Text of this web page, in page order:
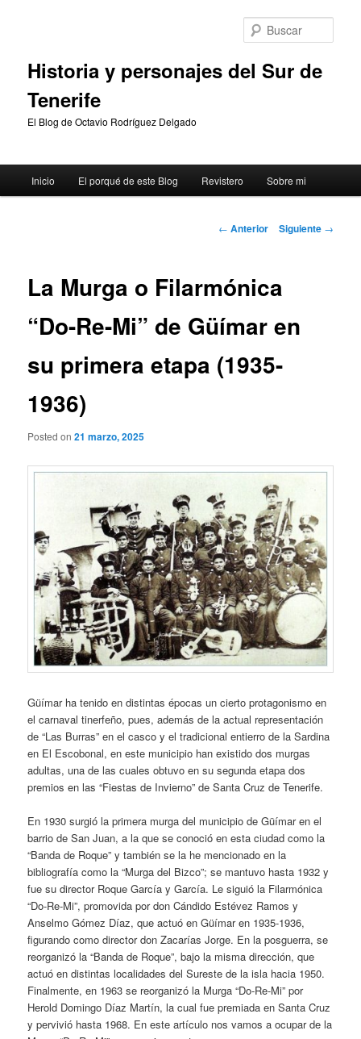
Historia y personajes del Sur de
Tenerife
El Blog de Octavio Rodríguez Delgado
principal
Inicio El porqué de este Blog Revistero Sobre mi
Navegación
← Anterior Siguiente →
La Murga o Filarmónica
“Do-Re-Mi” de Güímar en
su primera etapa (1935-
1936)
Posted on21 marzo, 2025
Güímar ha tenido en distintas épocas un cierto protagonismo en
el carnaval tinerfeño, pues, además de la actual representación
de “Las Burras” en el casco y el tradicional entierro de la Sardina
en El Escobonal, en este municipio han existido dos murgas
adultas, una de las cuales obtuvo en su segunda etapa dos
premios en las “Fiestas de Invierno” de Santa Cruz de Tenerife.
En 1930 surgió la primera murga del municipio de Güímar en el
barrio de San Juan, a la que se conoció en esta ciudad como la
“Banda de Roque” y también se la he mencionado en la
bibliografía como la “Murga del Bizco”; se mantuvo hasta 1932 y
fue su director Roque García y García. Le siguió la Filarmónica
“Do-Re-Mi”, promovida por don Cándido Estévez Ramos y
Anselmo Gómez Díaz, que actuó en Güímar en 1935-1936,
figurando como director don Zacarías Jorge. En la posguerra, se
reorganizó la “Banda de Roque”, bajo la misma dirección, que
actuó en distintas localidades del Sureste de la isla hacia 1950.
Finalmente, en 1963 se reorganizó la Murga “Do-Re-Mi” por
Herold Domingo Díaz Martín, la cual fue premiada en Santa Cruz
y pervivió hasta 1968. En este artículo nos vamos a ocupar de la